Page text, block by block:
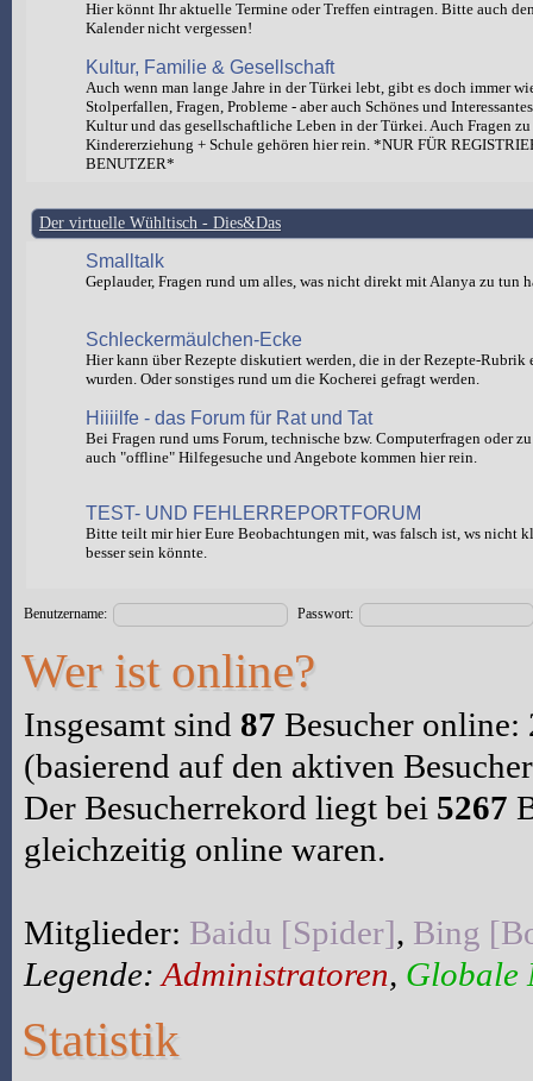
Hier könnt Ihr aktuelle Termine oder Treffen eintragen. Bitte auch
Kalender nicht vergessen!
Kultur, Familie & Gesellschaft
Auch wenn man lange Jahre in der Türkei lebt, gibt es doch immer
Stolperfallen, Fragen, Probleme - aber auch Schönes und
Kultur und das gesellschaftliche Leben in der Türkei. Auch Fragen
Kindererziehung + Schule gehören hier rein. *NUR FÜR
BENUTZER*
Der virtuelle Wühltisch - Dies&Das
Smalltalk
Geplauder, Fragen rund um alles, was nicht direkt mit Alanya zu tun
Schleckermäulchen-Ecke
Hier kann über Rezepte diskutiert werden, die in der Rezepte-Rubrik
wurden. Oder sonstiges rund um die Kocherei gefragt werden.
Hiiiilfe - das Forum für Rat und Tat
Bei Fragen rund ums Forum, technische bzw. Computerfragen oder
auch "offline" Hilfegesuche und Angebote kommen hier rein.
TEST- UND FEHLERREPORTFORUM
Bitte teilt mir hier Eure Beobachtungen mit, was falsch ist, ws nicht
besser sein könnte.
Benutzername: Passwort:
Wer ist online?
Insgesamt sind 87 Besucher online:
(basierend auf den aktiven
Der Besucherrekord liegt bei 5267
gleichzeitig online waren.
Mitglieder: Baidu [Spider], Bing
Legende: Administratoren, Globale
Statistik